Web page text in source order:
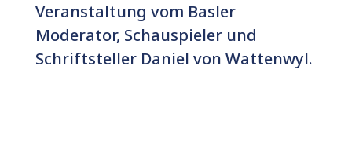
Veranstaltung vom Basler
Moderator, Schauspieler und
Schriftsteller Daniel von Wattenwyl.